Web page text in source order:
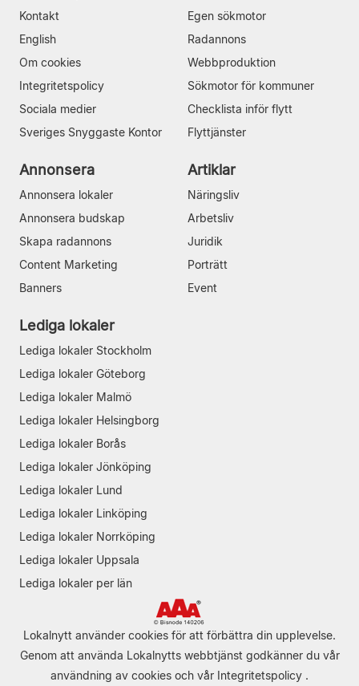
Kontakt
English
Om cookies
Integritetspolicy
Sociala medier
Sveriges Snyggaste Kontor
Egen sökmotor
Radannons
Webbproduktion
Sökmotor för kommuner
Checklista inför flytt
Flyttjänster
Annonsera
Annonsera lokaler
Annonsera budskap
Skapa radannons
Content Marketing
Banners
Artiklar
Näringsliv
Arbetsliv
Juridik
Porträtt
Event
Lediga lokaler
Lediga lokaler Stockholm
Lediga lokaler Göteborg
Lediga lokaler Malmö
Lediga lokaler Helsingborg
Lediga lokaler Borås
Lediga lokaler Jönköping
Lediga lokaler Lund
Lediga lokaler Linköping
Lediga lokaler Norrköping
Lediga lokaler Uppsala
Lediga lokaler per län
Lokalnytt använder cookies för att förbättra din upplevelse.
Genom att använda Lokalnytts webbtjänst godkänner du vår
användning av cookies och vår Integritetspolicy .